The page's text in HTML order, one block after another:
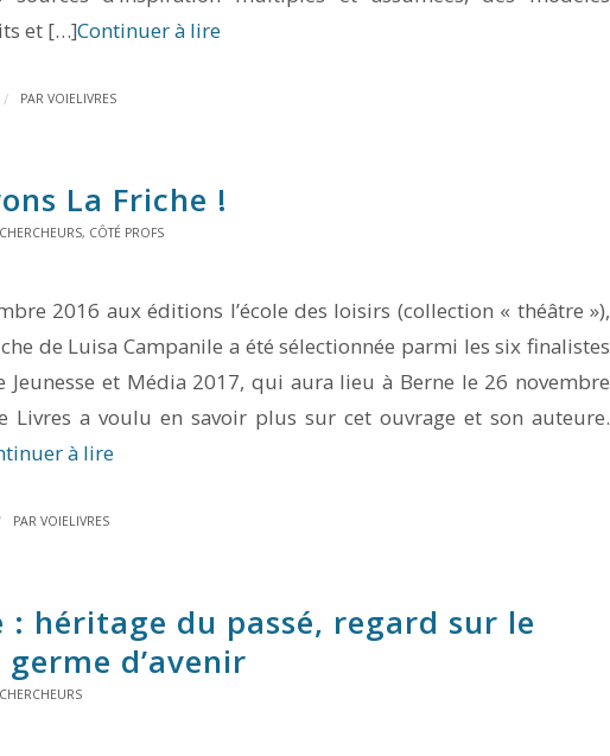
et […]Continuer à lire
/ PAR VOIELIVRES
La Friche !
, CÔTÉ PROFS
2016 aux éditions l’école des loisirs (collection « théâtre »),
de Luisa Campanile a été sélectionnée parmi les six finalistes
Jeunesse et Média 2017, qui aura lieu à Berne le 26 novembre
Livres a voulu en savoir plus sur cet ouvrage et son auteure.
à lire
PAR VOIELIVRES
: héritage du passé, regard sur le
d’avenir